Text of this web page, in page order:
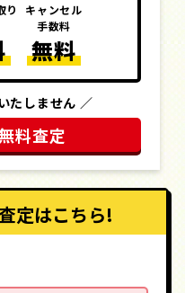
り
キャンセル
手数料
無料
たしません ／
料査定
定はこちら!